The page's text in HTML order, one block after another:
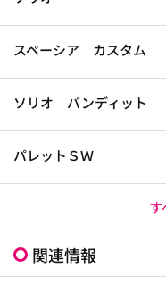
スペーシア カスタム
ソリオ バンディット
パレットＳＷ
す
関連情報